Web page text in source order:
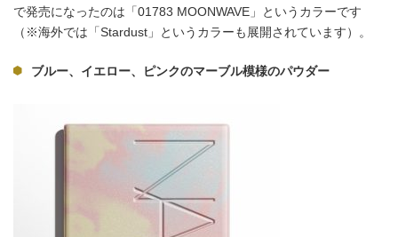
で発売になったのは「01783 MOONWAVE」というカラーです
（※海外では「Stardust」というカラーも展開されています）。
ブルー、イエロー、ピンクのマーブル模様のパウダー